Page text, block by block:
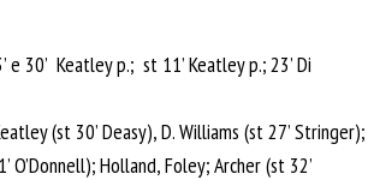
e 30’ Keatley p.; st 11’ Keatley p.; 23’ Di
(st 30’ Deasy), D. Williams (st 27’ Stringer);
O’Donnell); Holland, Foley; Archer (st 32’